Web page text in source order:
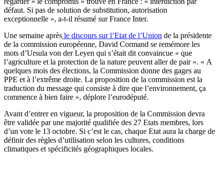
défaut. Si pas de solution de substitution, autorisation
exceptionnelle », a-t-il résumé sur France Inter.
Une semaine après le discours sur l’Etat de l’Union de la présidente
de la commission européenne, David Cormand se remémore les
mots d’Ursula von der Leyen qui s’était dit convaincue « que
l’agriculture et la protection de la nature peuvent aller de pair ». « A
quelques mois des élections, la Commission donne des gages au
PPE et à l’extrême droite. La proposition de la commission est la
traduction du message qui consiste à dire que l’environnement, ça
commence à bien faire », déplore l’eurodéputé.
Avant d’entrer en vigueur, la proposition de la Commission devra
être validée par une majorité qualifiée des 27 Etats membres, lors
d’un vote le 13 octobre. Si c’est le cas, chaque Etat aura la charge de
définir des règles d’utilisation selon les cultures, conditions
climatiques et spécificités géographiques locales.